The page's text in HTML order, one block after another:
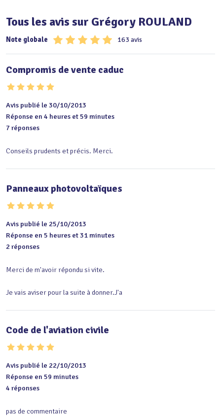
Tous les avis sur Grégory ROULAND
Note globale 163 avis
Compromis de vente caduc
Avis publié le 30/10/2013
Réponse en 4 heures et 59 minutes
7 réponses
Conseils prudents et précis. Merci.
Panneaux photovoltaïques
Avis publié le 25/10/2013
Réponse en 5 heures et 31 minutes
2 réponses
Merci de m'avoir répondu si vite.
Je vais aviser pour la suite à donner.J'a
Code de l'aviation civile
Avis publié le 22/10/2013
Réponse en 59 minutes
4 réponses
pas de commentaire